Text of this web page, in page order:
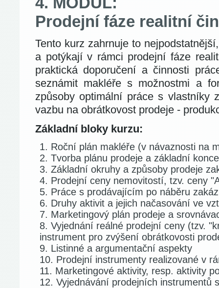
Prodejní fáze realitní
Tento kurz zahrnuje to
a potýkají v rámci prodejní fáze
praktická doporučení a činnosti
seznámit makléře s možnostmi a
způsoby optimální práce s vlastníky
vazbu na obrátkovost prodeje -
Základní bloky kurzu:
Roční plán makléře (v návaznosti na
Tvorba plánu prodeje a základní
Základní okruhy a způsoby prodeje
Prodejní ceny nemovitostí, tzv. ceny
Práce s prodávajícím po náběru
Druhy aktivit a jejich načasování ve
Marketingový plán prodeje a
Vyjednání reálné prodejní ceny (tzv.
instrument pro zvýšení obrátkovosti
Listinné a argumentační aspekty
Prodejní instrumenty realizované v
Marketingové aktivity, resp. aktivity
Vyjednávání prodejních instrumentů